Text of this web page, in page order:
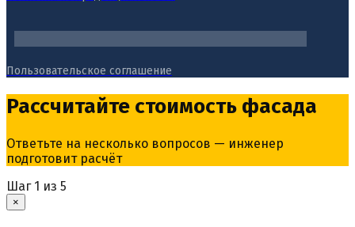
Пользовательское соглашение
Рассчитайте стоимость фасада
Ответьте на несколько вопросов — инженер
подготовит расчёт
Шаг 1 из 5
×